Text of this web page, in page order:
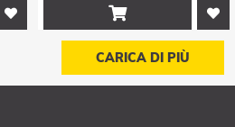

CARICA DI PIÙ